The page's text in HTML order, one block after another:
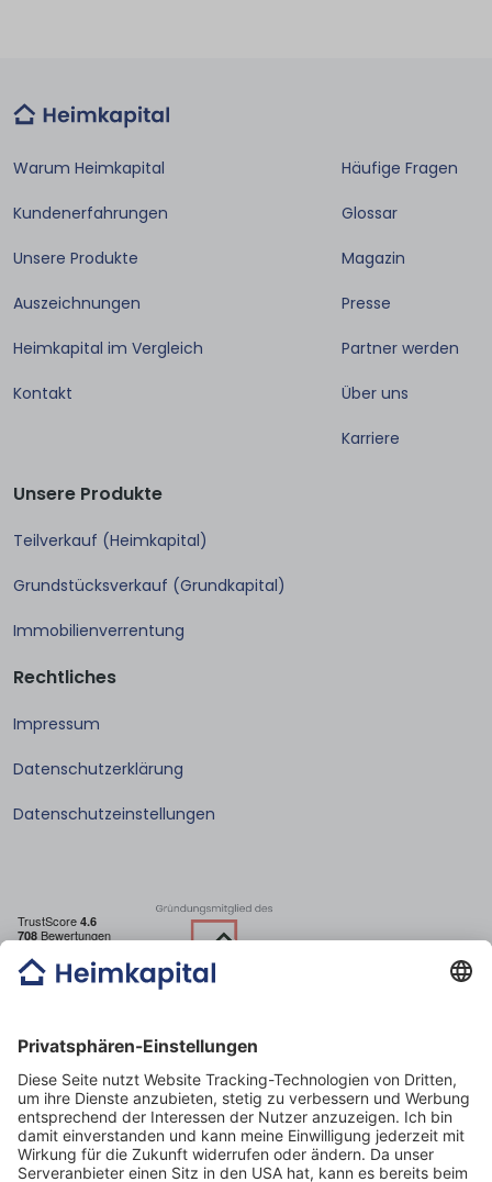
Warum Heimkapital
Kundenerfahrungen
Unsere Produkte
Auszeichnungen
Heimkapital im Vergleich
Kontakt
Häufige Fragen
Glossar
Magazin
Presse
Partner werden
Über uns
Karriere
Unsere Produkte
Teilverkauf (Heimkapital)
Grundstücksverkauf (Grundkapital)
Immobilienverrentung
Rechtliches
Impressum
Datenschutzerklärung
Datenschutzeinstellungen
E-mail: post@heimkapital.de
Telefon: 089 44 44 32 70
Öffnungszeiten: Montag – Freitag 09:00 – 18:00 Uhr
Heimkapital GmbH
Mercedes Benz Tower